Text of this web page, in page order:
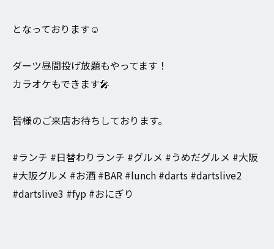
となっております☺️
ダーツ昼間投げ放題もやってます！
カラオケもできます🎤
皆様のご来店お待ちしております。
#ランチ #日替わりランチ #グルメ #うめだグルメ #大阪
#大阪グルメ #お酒 #BAR #lunch #darts #dartslive2
#dartslive3 #fyp #おにぎり